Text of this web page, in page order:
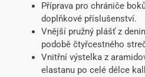
Příprava pro chrániče
doplňkové příslušenství.
Vnější pružný plášť z
podobě čtyřcestného
Vnitřní výstelka z
elastanu po celé délce